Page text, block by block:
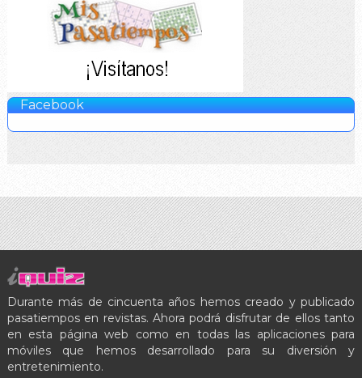
Facebook
Durante más de cincuenta años hemos creado y publicado
pasatiempos en revistas. Ahora podrá disfrutar de ellos tanto
en esta página web como en todas las aplicaciones para
móviles que hemos desarrollado para su diversión y
entretenimiento.